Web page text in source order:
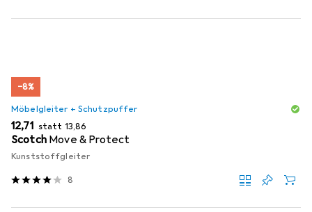
−8%
Möbelgleiter + Schutzpuffer
EUR
12,71 statt EUR
13,86
Scotch Move & Protect
Kunststoffgleiter
8